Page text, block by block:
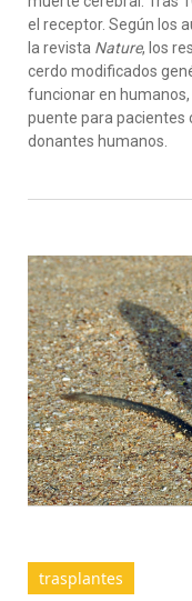
el receptor. Según los
la revista Nature, los
cerdo modificados
funcionar en
puente para pacientes
donantes humanos.
trasplantes